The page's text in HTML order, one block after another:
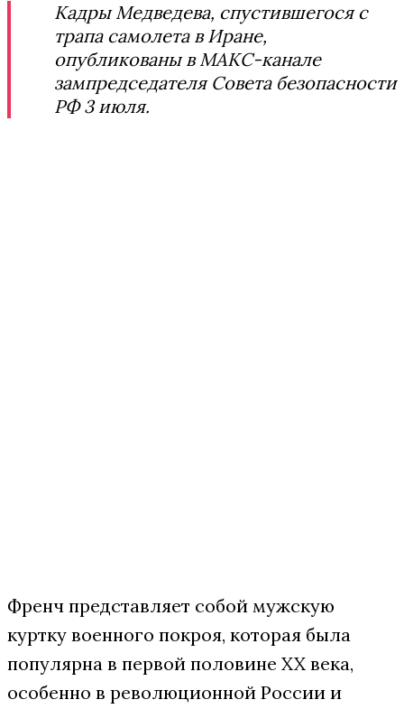
Кадры Медведева, спустившегося с
трапа самолета в Иране,
опубликованы в МАКС-канале
зампредседателя Совета безопасности
РФ 3 июля.
Френч представляет собой мужскую
куртку военного покроя, которая была
популярна в первой половине XX века,
особенно в революционной России и